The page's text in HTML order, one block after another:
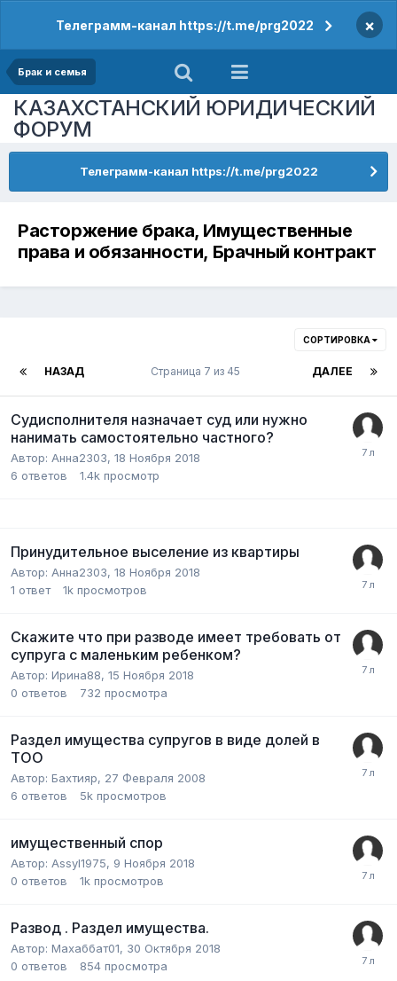
Телеграмм-канал https://t.me/prg2022 ×
Брак и семья
КАЗАХСТАНСКИЙ ЮРИДИЧЕСКИЙ
ФОРУМ
Телеграмм-канал https://t.me/prg2022
Расторжение брака, Имущественные
права и обязанности, Брачный контракт
СОРТИРОВКА
НАЗАД ДАЛЕЕ
Страница 7 из 45
Судисполнителя назначает суд или нужно
нанимать самостоятельно частного?
Автор: Анна2303, 18 Ноября 2018
6 ответов 1.4k просмотр
Принудительное выселение из квартиры
Автор: Анна2303, 18 Ноября 2018
1 ответ 1k просмотров
Скажите что при разводе имеет требовать от
супруга с маленьким ребенком?
Автор: Ирина88, 15 Ноября 2018
0 ответов 732 просмотра
Раздел имущества супругов в виде долей в
ТОО
Автор: Бахтияр, 27 Февраля 2008
6 ответов 5k просмотров
имущественный спор
Автор: Assyl1975, 9 Ноября 2018
0 ответов 1k просмотров
Развод . Раздел имущества.
Автор: Махаббат01, 30 Октября 2018
0 ответов 854 просмотра